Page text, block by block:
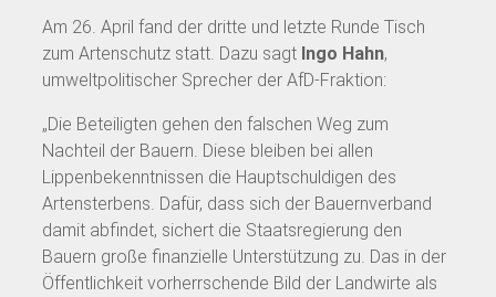
Am 26. April fand der dritte und letzte Runde Tisch
zum Artenschutz statt. Dazu sagt Ingo Hahn,
umweltpolitischer Sprecher der AfD-Fraktion:
„Die Beteiligten gehen den falschen Weg zum
Nachteil der Bauern. Diese bleiben bei allen
Lippenbekenntnissen die Hauptschuldigen des
Artensterbens. Dafür, dass sich der Bauernverband
damit abfindet, sichert die Staatsregierung den
Bauern große finanzielle Unterstützung zu. Das in der
Öffentlichkeit vorherrschende Bild der Landwirte als